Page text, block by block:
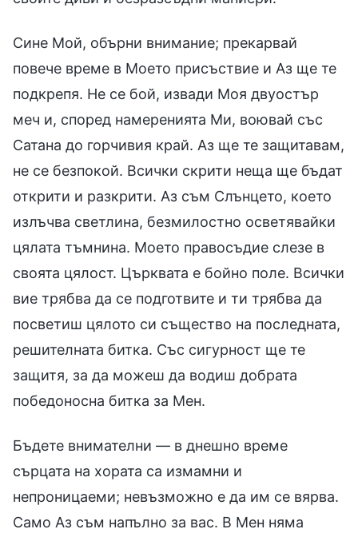
Сине Мой, обърни внимание; прекарвай
повече време в Моето присъствие и Аз ще те
подкрепя. Не се бой, извади Моя двуостър
меч и, според намеренията Ми, воювай със
Сатана до горчивия край. Аз ще те защитавам,
не се безпокой. Всички скрити неща ще бъдат
открити и разкрити. Аз съм Слънцето, което
излъчва светлина, безмилостно осветявайки
цялата тъмнина. Моето правосъдие слезе в
своята цялост. Църквата е бойно поле. Всички
вие трябва да се подготвите и ти трябва да
посветиш цялото си същество на последната,
решителната битка. Със сигурност ще те
защитя, за да можеш да водиш добрата
победоносна битка за Мен.
Бъдете внимателни — в днешно време
сърцата на хората са измамни и
непроницаеми; невъзможно е да им се вярва.
Само Аз съм напълно за вас. В Мен няма